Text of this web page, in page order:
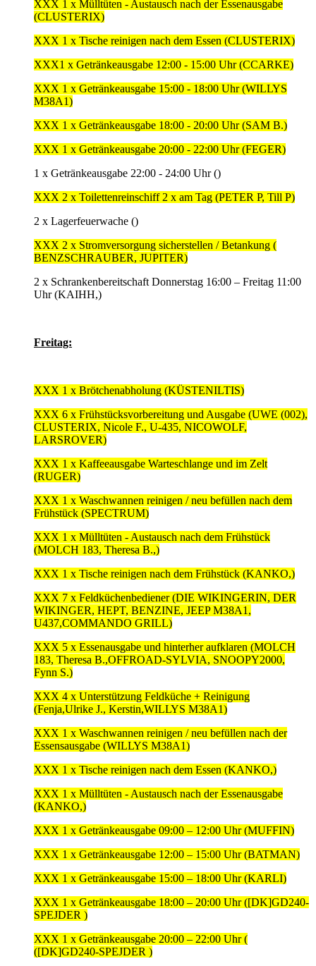
XXX 1 x Mülltüten - Austausch nach der Essenausgabe
(CLUSTERIX)
XXX 1 x Tische reinigen nach dem Essen (CLUSTERIX)
XXX1 x Getränkeausgabe 12:00 - 15:00 Uhr (CCARKE)
XXX 1 x Getränkeausgabe 15:00 - 18:00 Uhr (WILLYS
M38A1)
XXX 1 x Getränkeausgabe 18:00 - 20:00 Uhr (SAM B.)
XXX 1 x Getränkeausgabe 20:00 - 22:00 Uhr (FEGER)
1 x Getränkeausgabe 22:00 - 24:00 Uhr ()
XXX 2 x Toilettenreinschiff 2 x am Tag (PETER P, Till P)
2 x Lagerfeuerwache ()
XXX 2 x Stromversorgung sicherstellen / Betankung (
BENZSCHRAUBER, JUPITER)
2 x Schrankenbereitschaft Donnerstag 16:00 – Freitag 11:00
Uhr (KAIHH,)
Freitag:
XXX 1 x Brötchenabholung (KÜSTENILTIS)
XXX 6 x Frühstücksvorbereitung und Ausgabe (UWE (002),
CLUSTERIX, Nicole F., U-435, NICOWOLF,
LARSROVER)
XXX 1 x Kaffeeausgabe Warteschlange und im Zelt
(RUGER)
XXX 1 x Waschwannen reinigen / neu befüllen nach dem
Frühstück (SPECTRUM)
XXX 1 x Mülltüten - Austausch nach dem Frühstück
(MOLCH 183, Theresa B.,)
XXX 1 x Tische reinigen nach dem Frühstück (KANKO,)
XXX 7 x Feldküchenbediener (DIE WIKINGERIN, DER
WIKINGER, HEPT, BENZINE, JEEP M38A1,
U437,COMMANDO GRILL)
XXX 5 x Essenausgabe und hinterher aufklaren (MOLCH
183, Theresa B.,OFFROAD-SYLVIA, SNOOPY2000,
Fynn S.)
XXX 4 x Unterstützung Feldküche + Reinigung
(Fenja,Ulrike J., Kerstin,WILLYS M38A1)
XXX 1 x Waschwannen reinigen / neu befüllen nach der
Essensausgabe (WILLYS M38A1)
XXX 1 x Tische reinigen nach dem Essen (KANKO,)
XXX 1 x Mülltüten - Austausch nach der Essenausgabe
(KANKO,)
XXX 1 x Getränkeausgabe 09:00 – 12:00 Uhr (MUFFIN)
XXX 1 x Getränkeausgabe 12:00 – 15:00 Uhr (BATMAN)
XXX 1 x Getränkeausgabe 15:00 – 18:00 Uhr (KARLI)
XXX 1 x Getränkeausgabe 18:00 – 20:00 Uhr ([DK]GD240-
SPEJDER )
XXX 1 x Getränkeausgabe 20:00 – 22:00 Uhr (
([DK]GD240-SPEJDER )